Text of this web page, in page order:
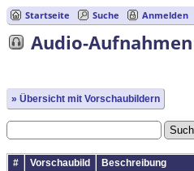
Startseite Suche Anmelden
Audio-Aufnahmen
» Übersicht mit Vorschaubildern
# Vorschaubild Beschreibung